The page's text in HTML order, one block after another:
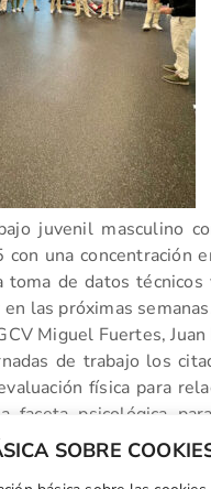
SOBRE
juvenil masculino
con una concentración
toma de datos
las próximas
Miguel Fuertes,
de trabajo los
física para
faceta psicológica
RFEG, ubicado en el